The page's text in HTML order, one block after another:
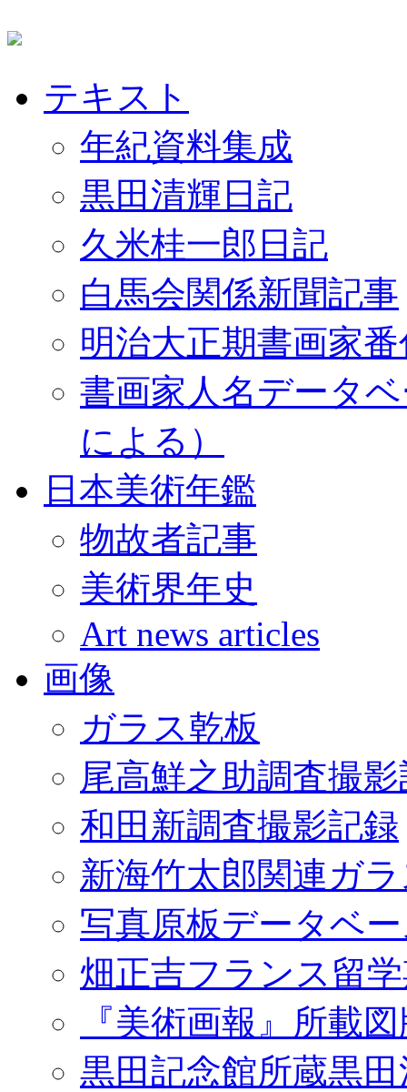
テキスト
年紀資料集成
黒田清輝日記
久米桂一郎日記
白馬会関係新聞記事
明治大正期書画家
書画家人名データ
による）
日本美術年鑑
物故者記事
美術界年史
Art news articles
画像
ガラス乾板
尾高鮮之助調査撮
和田新調査撮影記録
新海竹太郎関連ガ
写真原板データベ
畑正吉フランス留
『美術画報』所載
黒田記念館所蔵黒